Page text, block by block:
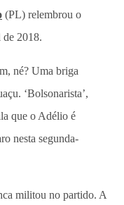
(PL) relembrou o
de 2018.
né? Uma briga
‘Bolsonarista’,
que o Adélio é
nesta segunda-
militou no partido. A